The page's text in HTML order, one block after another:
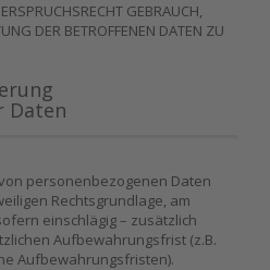
GEBRAUCH,
DER BETROFFENEN DATEN ZU
Daten
personenbezogenen Daten
Rechtsgrundlage, am
einschlägig – zusätzlich
Aufbewahrungsfrist (z.B.
Aufbewahrungsfristen).